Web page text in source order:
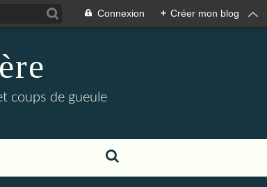
Connexion + Créer mon blog
coups de gueule